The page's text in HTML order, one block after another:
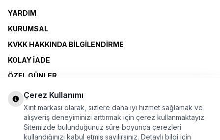
YARDIM
KURUMSAL
KVKK HAKKINDA BILGILENDIRME
KOLAY İADE
ÖZEL GÜNLER
XINT CLUB
BAYI OLMAK İSTIYORUM
ÜYELİK SÖZLEŞMESİ
Çerez Kullanımı
Xint markası olarak, sizlere daha iyi hizmet sağlamak ve
alışveriş deneyiminizi arttırmak için çerez kullanmaktayız.
Sitemizde bulunduğunuz süre boyunca çerezleri
kullandığınızı kabul etmiş sayılırsınız. Detaylı bilgi için